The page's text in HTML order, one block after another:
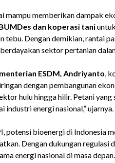
mampu memberikan dampak
dan koperasi tani
tebu. Dengan demikian, rantai
sektor pertanian
ESDM, Andriyanto ,
dengan pembangunan
hulu hingga hilir. Petani yang
energi nasional,” ujarnya.
potensi bioenergi di Indonesia
Dengan dukungan regulasi
energi nasional di masa depan.